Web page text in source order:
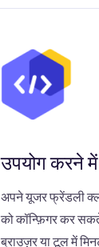
उपयोग करने
अपने यूजर फ्रेंडली
को कॉन्फ़िगर कर
ब्राउज़र या टूल में